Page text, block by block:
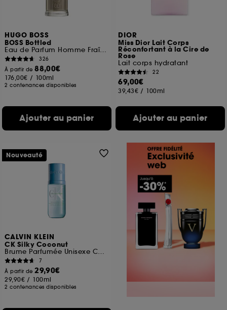
HUGO BOSS
BOSS Bottled
Eau de Parfum Homme Fraîche et Épicée
326
À partir de88,00€
176,00€ / 100ml
2 contenances disponibles
Ajouter au panier
DIOR
Miss Dior Lait Corps
Réconfortant à la Cire de
Rose
Lait corps hydratant
22
69,00€
39,43€ / 100ml
Ajouter au panier
CALVIN KLEIN
CK Silky Coconut
Brume Parfumée Unisexe Corps & Cheveux
7
À partir de29,90€
29,90€ / 100ml
2 contenances disponibles
Nouveauté